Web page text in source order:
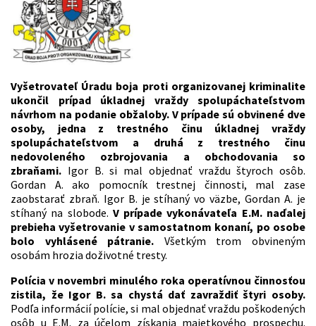
Vyšetrovateľ Úradu boja proti organizovanej kriminalite
ukončil prípad úkladnej vraždy spolupáchateľstvom
návrhom na podanie obžaloby. V prípade sú obvinené dve
osoby, jedna z trestného činu úkladnej vraždy
spolupáchateľstvom a druhá z trestného činu
nedovoleného ozbrojovania a obchodovania so
zbraňami. Igor B. si mal objednať vraždu štyroch osôb.
Gordan A. ako pomocník trestnej činnosti, mal zase
zaobstarať zbraň. Igor B. je stíhaný vo väzbe, Gordan A. je
stíhaný na slobode. V prípade vykonávateľa E.M. naďalej
prebieha vyšetrovanie v samostatnom konaní, po osobe
bolo vyhlásené pátranie. Všetkým trom obvineným
osobám hrozia doživotné tresty.
Polícia v novembri minulého roka operatívnou činnosťou
zistila, že Igor B. sa chystá dať zavraždiť štyri osoby.
Podľa informácií polície, si mal objednať vraždu poškodených
osôb u E.M. za účelom získania majetkového prospechu.